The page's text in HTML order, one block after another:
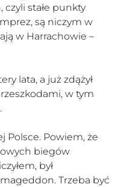
stałe punkty
są niczym w
w Harrachowie –
lata, a już zdążył
w tym
Polsce. Powiem, że
biegów
był
Trzeba być